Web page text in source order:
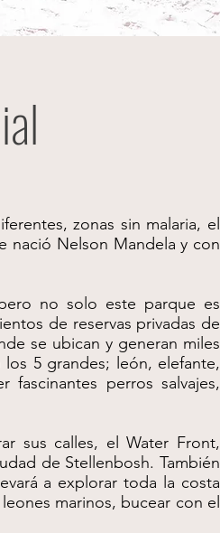
zonas sin malaria, el
nació Nelson Mandela y con
no solo este parque es
de reservas privadas de
se ubican y generan miles
5 grandes; león, elefante,
perros salvajes,
sus calles, el Water Front,
de Stellenbosh. También
a explorar toda la costa
marinos, bucear con el